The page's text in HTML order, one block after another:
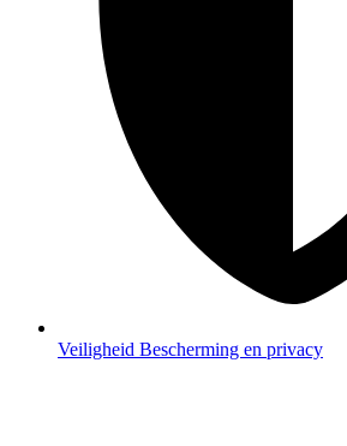
Veiligheid Bescherming en privacy